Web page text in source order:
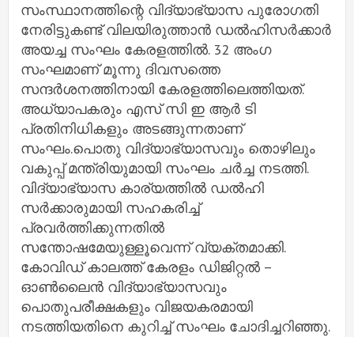
സംസ്ഥാനത്തിന്റെ വിദ്യാഭ്യാസ പുരോഗതി
നേരിട്ടുകണ്ട് വിലയിരുത്താൻ ഡൽഹിസർക്കാർ
അയച്ച സംഘം കേരളത്തിൽ. 32 അംഗ
സംഘമാണ് മൂന്നു ദിവസത്തെ
സന്ദർശനത്തിനായി കേരളത്തിലെത്തിയത്.
അധ്യാപകരും എസ് സി ഇ ആർ ടി
പ്രതിനിധികളും അടങ്ങുന്നതാണ്
സംഘം.പൊതു വിദ്യാഭ്യാസവും തൊഴിലും
വകുപ്പ് മന്ത്രിയുമായി സംഘം ചർച്ച നടത്തി.
വിദ്യാഭ്യാസ കാര്യത്തിൽ ഡൽഹി
സർക്കാരുമായി സഹകരിച്ച്
പ്രവർത്തിക്കുന്നതിൽ
സന്തോഷമേയുള്ളൂവെന്ന് വ്യക്തമാക്കി.
കോവിഡ് കാലത്ത് കേരളം ഡിജിറ്റൽ –
ഓൺലൈൻ വിദ്യാഭ്യാസവും
പൊതുപരീക്ഷകളും വിജയകരമായി
നടത്തിയതിനെ കുറിച്ച് സംഘം ചോദിച്ചറിഞ്ഞു.